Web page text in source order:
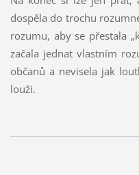
dospěla do trochu
rozumu, aby se přestala
začala jednat vlastním
občanů a nevisela jak
louži.